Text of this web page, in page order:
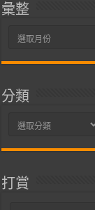
彙整
彙
分類
分
打賞